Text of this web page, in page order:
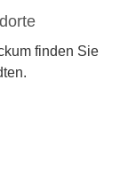
finden Sie